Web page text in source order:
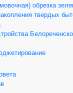
обрезка
твердых